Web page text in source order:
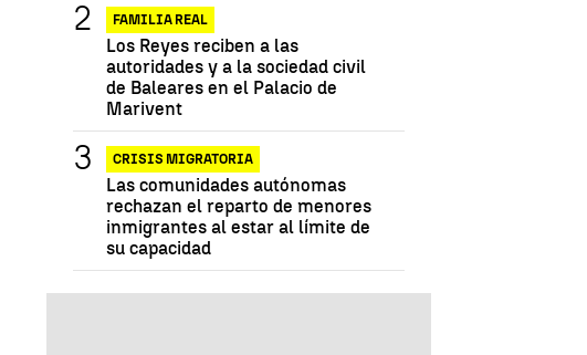
FAMILIA REAL
Los Reyes reciben a las
autoridades y a la sociedad civil
de Baleares en el Palacio de
Marivent
CRISIS MIGRATORIA
Las comunidades autónomas
rechazan el reparto de menores
inmigrantes al estar al límite de
su capacidad